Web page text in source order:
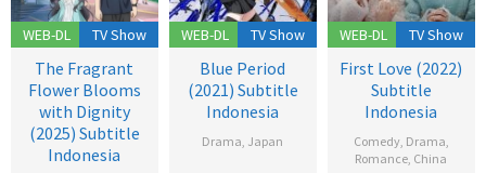
WEB-DL TV Show
The Fragrant
Flower Blooms
with Dignity
(2025) Subtitle
Indonesia
WEB-DL TV Show
Blue Period
(2021) Subtitle
Indonesia
Drama, Japan
WEB-DL TV Show
First Love (2022)
Subtitle
Indonesia
Comedy, Drama,
Romance, China